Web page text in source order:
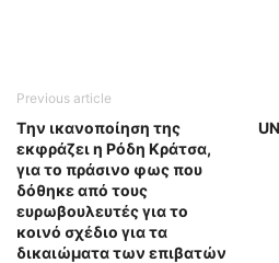
Previous article
Tην ικανοποίηση της
εκφράζει η Ρόδη Κράτσα,
για το πράσινο φως που
δόθηκε από τους
ευρωβουλευτές για το
κοινό σχέδιο για τα
δικαιώματα των επιβατών